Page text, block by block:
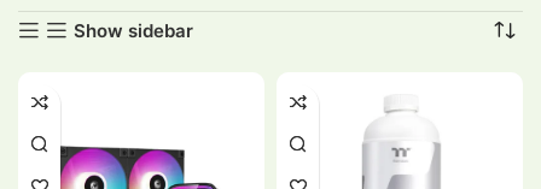
Show sidebar